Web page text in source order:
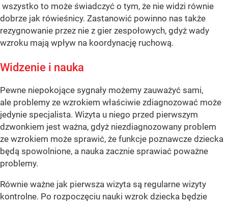
wszystko to może świadczyć o tym, że nie widzi równie
dobrze jak rówieśnicy. Zastanowić powinno nas także
rezygnowanie przez nie z gier zespołowych, gdyż wady
wzroku mają wpływ na koordynację ruchową.
Widzenie i nauka
Pewne niepokojące sygnały możemy zauważyć sami,
ale problemy ze wzrokiem właściwie zdiagnozować może
jedynie specjalista. Wizyta u niego przed pierwszym
dzwonkiem jest ważna, gdyż niezdiagnozowany problem
ze wzrokiem może sprawić, że funkcje poznawcze dziecka
będą spowolnione, a nauka zacznie sprawiać poważne
problemy.
Równie ważne jak pierwsza wizyta są regularne wizyty
kontrolne. Po rozpoczęciu nauki wzrok dziecka będzie